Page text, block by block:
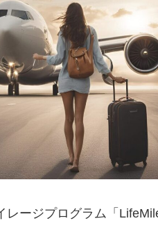
レージプログラム「